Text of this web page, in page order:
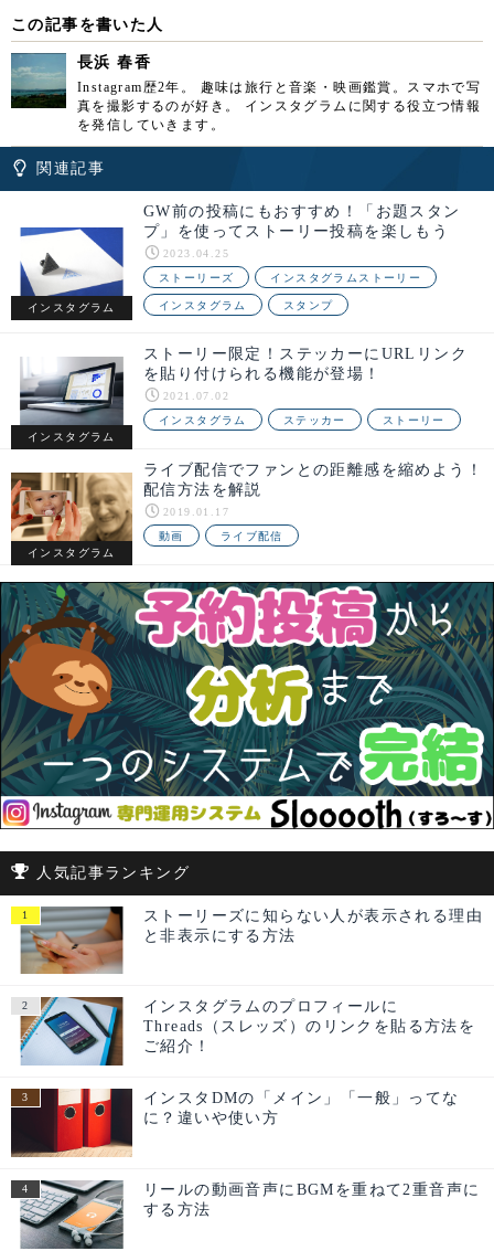
この記事を書いた人
長浜 春香
Instagram歴2年。 趣味は旅行と音楽・映画鑑賞。スマホで写
真を撮影するのが好き。 インスタグラムに関する役立つ情報
を発信していきます。
関連記事
インスタグラム
GW前の投稿にもおすすめ！「お題スタン
プ」を使ってストーリー投稿を楽しもう
2023.04.25
ストーリーズ
インスタグラムストーリー
インスタグラム スタンプ
インスタグラム
ストーリー限定！ステッカーにURLリンク
を貼り付けられる機能が登場！
2021.07.02
インスタグラム
ステッカー ストーリー
インスタグラム
ライブ配信でファンとの距離感を縮めよう！
配信方法を解説
2019.01.17
動画
ライブ配信
人気記事ランキング
ストーリーズに知らない人が表示される理由
と非表示にする方法
インスタグラムのプロフィールに
Threads（スレッズ）のリンクを貼る方法を
ご紹介！
インスタDMの「メイン」「一般」ってな
に？違いや使い方
リールの動画音声にBGMを重ねて2重音声に
する方法